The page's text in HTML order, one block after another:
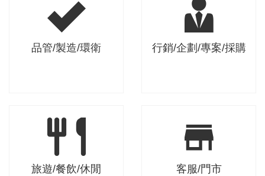
工程/研發/科技 技術/維修/操作
品管/製造/環衛 行銷/企劃/專案/採購
行銷/企劃/專案/採
購
旅遊/餐飲/休閒 客服/門市